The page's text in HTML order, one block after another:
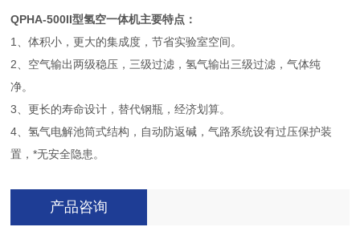
QPHA-500II型氢空一体机主要特点：
1、体积小，更大的集成度，节省实验室空间。
2、空气输出两级稳压，三级过滤，氢气输出三级过滤，气体纯
净。
3、更长的寿命设计，替代钢瓶，经济划算。
4、氢气电解池筒式结构，自动防返碱，气路系统设有过压保护装
置，*无安全隐患。
产品咨询